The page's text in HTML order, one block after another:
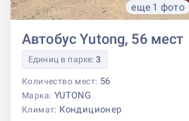
еще 1 фото
Автобус Yutong, 56 мест
Единиц в парке:3
Количество мест: 56
Марка: YUTONG
Климат: Кондиционер